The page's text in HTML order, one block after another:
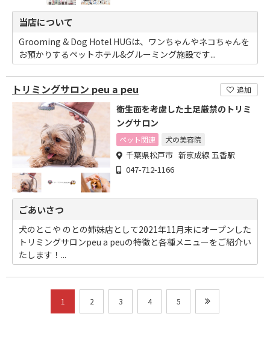
当店について
Grooming & Dog Hotel HUGは、ワンちゃんやネコちゃんを
お預かりするペットホテル&グルーミング施設です...
トリミングサロン peu a peu 追加
衛生面を考慮した土足厳禁のトリミ
ングサロン
ペット関連 犬の美容院
千葉県松戸市 新京成線 五香駅
047-712-1166
ごあいさつ
犬のとこや のとの姉妹店として2021年11月末にオープンした
トリミングサロンpeu a peuの特徴と各種メニューをご紹介い
たします！...
1 2 3 4 5